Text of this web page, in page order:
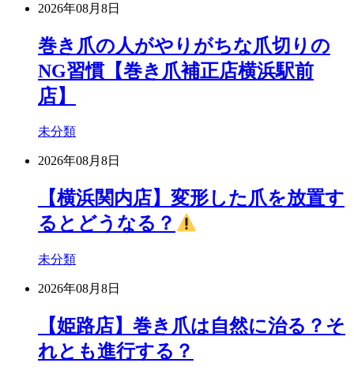
2026年08月8日
巻き爪の人がやりがちな爪切りの
NG習慣【巻き爪補正店横浜駅前
店】
未分類
2026年08月8日
【横浜関内店】変形した爪を放置す
るとどうなる？
未分類
2026年08月8日
【姫路店】巻き爪は自然に治る？そ
れとも進行する？